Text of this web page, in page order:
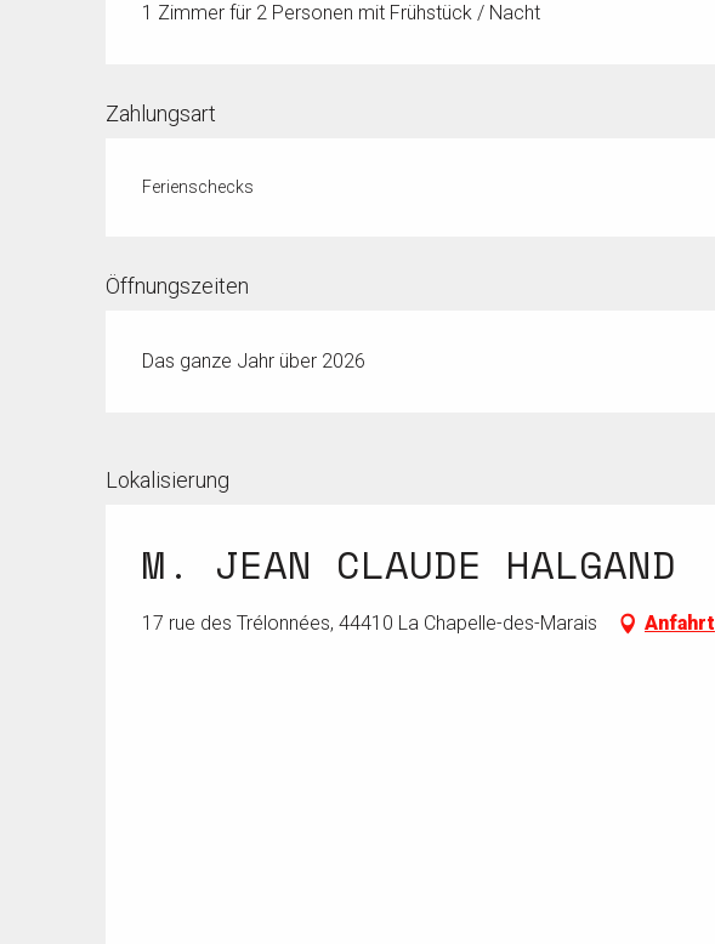
1 Zimmer für 2 Personen mit Frühstück / Nacht
Zahlungsart
Ferienschecks
Öffnungszeiten
Das ganze Jahr über 2026
Lokalisierung
M. JEAN CLAUDE HALGAND
17 rue des Trélonnées, 44410 La Chapelle-des-Marais Anfahrt